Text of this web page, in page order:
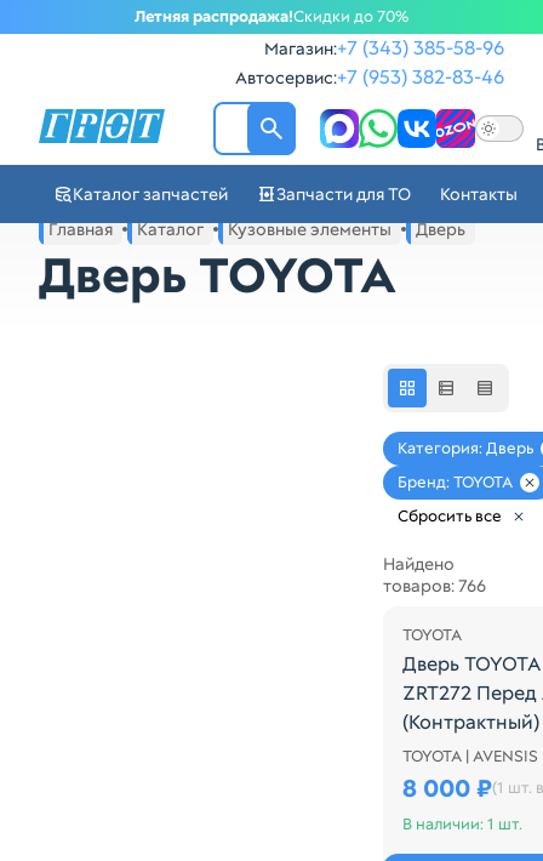
Летняя распродажа!Скидки до 70%
Магазин:+7 (343) 385-58-96
Автосервис:+7 (953) 382-83-46
ГРОТ - Автозапчасти в
Каталог запчастей Запчасти для ТО Контакты
Навигация по сайту автозапчастей ГРОТ
Основное меню навигации интернет-магазина
Главная Каталог Кузовные элементы Дверь
Дверь TOYOTA
Категория: Дверь
Бренд: TOYOTA
Сбросить все
Найдено
товаров: 766
TOYOTA
Дверь
ZRT272 Перед
Дверь
TOYOTA |
8 000 ₽(1 шт.
В наличии: 1 шт.